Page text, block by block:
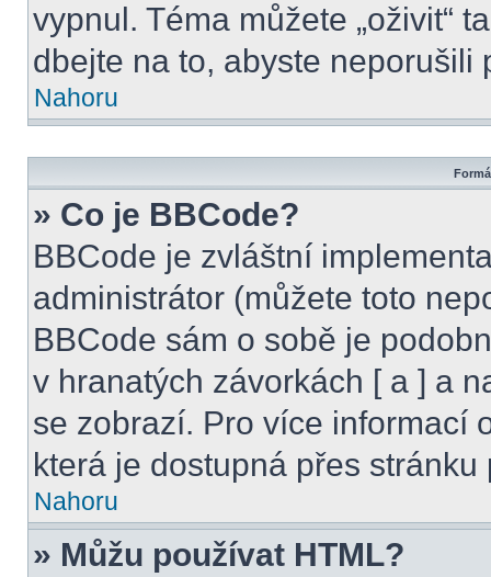
vypnul. Téma můžete „oživit“
dbejte na to, abyste neporušili
Nahoru
» Co je BBCode?
BBCode je zvláštní
administrátor (můžete toto
BBCode sám o sobě je
v hranatých závorkách [ a ] a
se zobrazí. Pro více informací
která je dostupná přes stránku
Nahoru
» Můžu používat HTML?